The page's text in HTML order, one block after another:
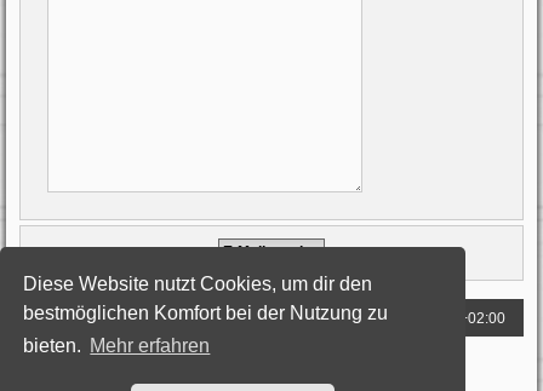
Diese Website nutzt Cookies, um dir den
bestmöglichen Komfort bei der Nutzung zu
bieten. Mehr erfahren
Foren-Übersicht Alle Zeiten sind UTC+02:00
Deutsche Übersetzung durchphpBB.de